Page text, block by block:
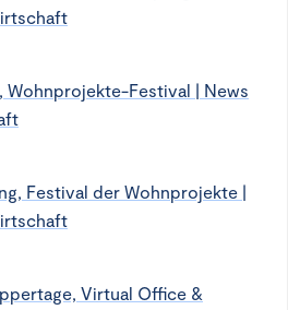
Festival | News
Festival der Wohnprojekte |
Virtual Office &